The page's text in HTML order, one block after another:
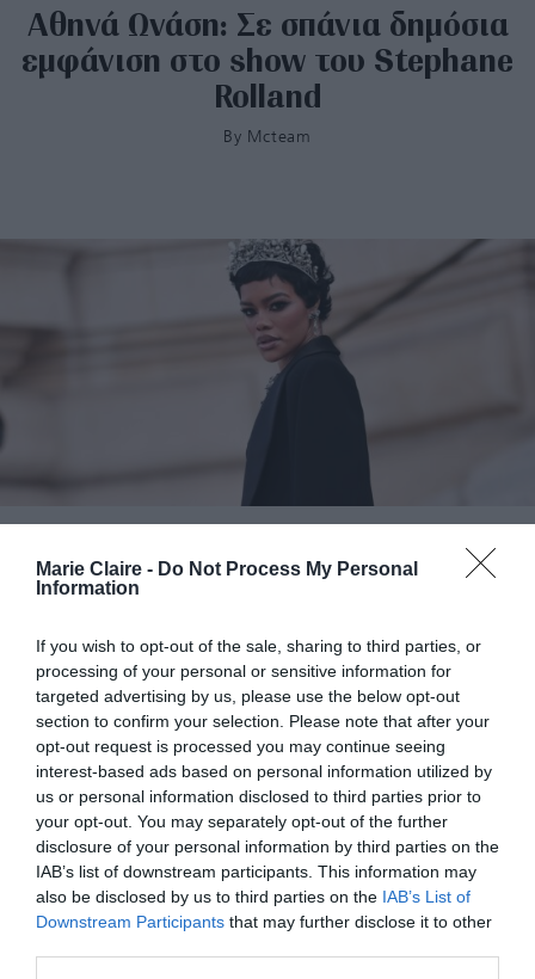
Marie Claire - Do Not Process My Personal
Information
If you wish to opt-out of the sale, sharing to third parties, or
processing of your personal or sensitive information for
targeted advertising by us, please use the below opt-out
section to confirm your selection. Please note that after your
opt-out request is processed you may continue seeing
interest-based ads based on personal information utilized by
us or personal information disclosed to third parties prior to
your opt-out. You may separately opt-out of the further
disclosure of your personal information by third parties on the
IAB’s list of downstream participants. This information may
also be disclosed by us to third parties on the IAB’s List of
Downstream Participants that may further disclose it to other
Αθηνά Ωνάση: Σε σπάνια δημόσια
εμφάνιση στο show του Stephane
Rolland
By Mcteam
Teyana Taylor: Στην Εβδομάδα Μόδας Παρισιού με
διάφανο λουκ Schiaparelli
ByMcteam